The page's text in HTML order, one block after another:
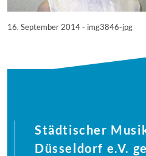
16. September 2014 - img3846-jpg
Städtischer
Düsseldorf e.V.